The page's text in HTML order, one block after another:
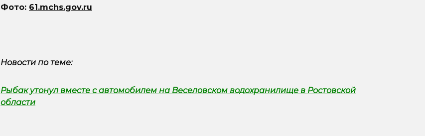
Фото: 61.mchs.gov.ru
Новости по теме:
Рыбак утонул вместе с автомобилем на Веселовском водохранилище в Ростовской
области